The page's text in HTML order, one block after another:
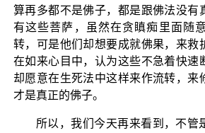
算再多都不是佛子，都是跟佛法没有
有这些菩萨，虽然在贪瞋痴里面随
转，可是他们却想要成就佛果，来救
在如来心目中，认为这些不急着快速
却愿意在生死法中这样来作流转，来
才是真正的佛子。
所以，我们今天再来看到，不管